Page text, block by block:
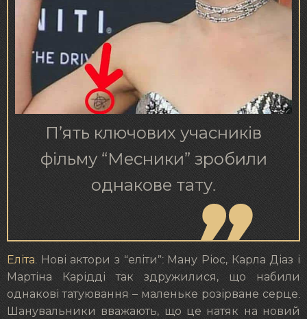
П’ять ключових учасників
фільму “Месники” зробили
однакове тату.
Еліта. Нові актори з “еліти”: Ману Ріос, Карла Діаз і
Мартіна Карідді так здружилися, що набили
однакові татуювання – маленьке розірване серце.
Шанувальники вважають, що це натяк на новий